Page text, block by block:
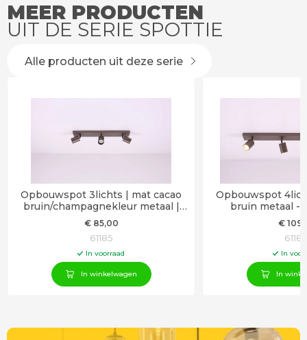
MEER PRODUCTEN
UIT DE SERIE SPOTTIE
Alle producten uit deze serie
Opbouwspot 3lichts | mat cacao
bruin/champagnekleur metaal |
LED GU10 | 60cm breed
€85,00
61185
In voorraad
In winkelwagen
Opbouwspot
bruin metaal -
€109
In
In